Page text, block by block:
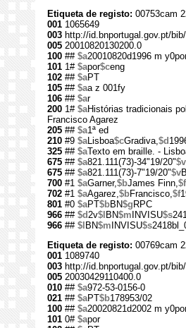
Etiqueta de registo: 00753cam
001 1065649
003 http://id.bnportugal.gov.pt/
005 20010820130200.0
100 ## $a20010820d1996 m
101 1# $apor$ceng
102 ## $aPT
105 ## $aa z 001fy
106 ## $ar
200 1# $aHistórias tradicionais
Francisco Agarez
205 ## $a1ª ed
210 #9 $aLisboa$cGradiva,$d
325 ## $aTexto em braille. -
675 ## $a821.111(73)-34"19/20"$v
675 ## $a821.111(73)-7"19/20"$v
700 #1 $aGarner,$bJames Finn,$f
702 #1 $aAgarez,$bFrancisco,$f
801 #0 $aPT$bBN$g RPC
966 ## $d2v$l BN$m INVISU$s
966 ## $l BN$m INVISU$s
Etiqueta de registo: 00769cam
001 1089740
003 http://id.bnportugal.gov.pt/
005 20030429110400.0
010 ## $a972-53-0156-0
021 ## $aPT$b178953/02
100 ## $a20020821d2002 m
101 0# $apor